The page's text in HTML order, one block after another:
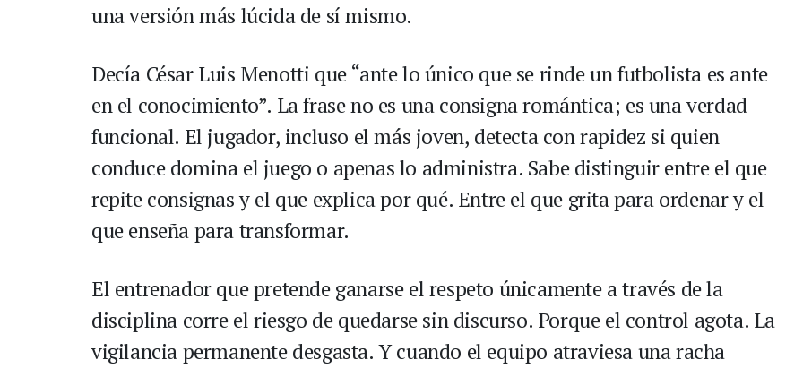
una versión más lúcida de sí mismo.
Decía César Luis Menotti que “ante lo único que se rinde un futbolista es ante
en el conocimiento”. La frase no es una consigna romántica; es una verdad
funcional. El jugador, incluso el más joven, detecta con rapidez si quien
conduce domina el juego o apenas lo administra. Sabe distinguir entre el que
repite consignas y el que explica por qué. Entre el que grita para ordenar y el
que enseña para transformar.
El entrenador que pretende ganarse el respeto únicamente a través de la
disciplina corre el riesgo de quedarse sin discurso. Porque el control agota. La
vigilancia permanente desgasta. Y cuando el equipo atraviesa una racha